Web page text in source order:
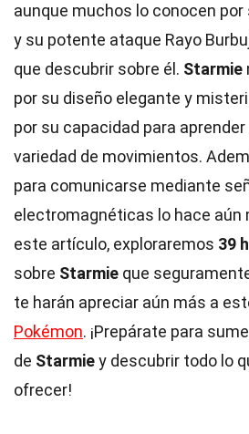
aunque muchos lo conocen
y su potente ataque Rayo
que descubrir sobre él. Starmie
por su diseño elegante y
por su capacidad para
variedad de movimientos.
para comunicarse mediante
electromagnéticas lo hace aún
este artículo, exploraremos 39
sobre Starmie que
te harán apreciar aún más a
Pokémon. ¡Prepárate para
de Starmiey descubrir todo lo
ofrecer!